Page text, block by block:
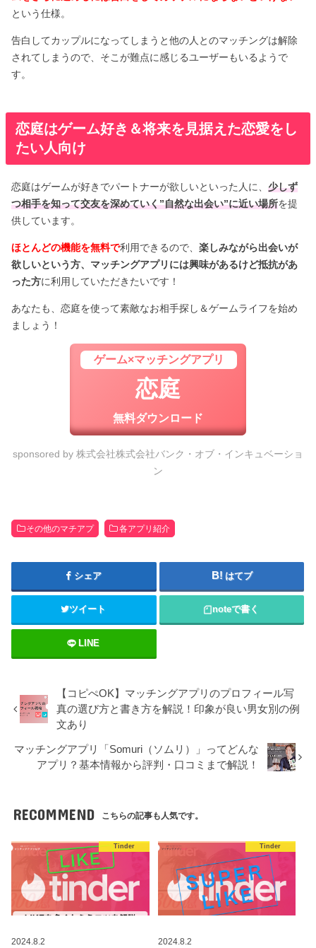
という仕様。
告白してカップルになってしまうと他の人とのマッチングは解除
されてしまうので、そこが難点に感じるユーザーもいるようで
す。
恋庭はゲーム好き＆将来を見据えた恋愛をし
たい人向け
恋庭はゲームが好きでパートナーが欲しいといった人に、少しず
つ相手を知って交友を深めていく”自然な出会い”に近い場所を提
供しています。
ほとんどの機能を無料で利用できるので、楽しみながら出会いが
欲しいという方、マッチングアプリには興味があるけど抵抗があ
った方に利用していただきたいです！
あなたも、恋庭を使って素敵なお相手探し＆ゲームライフを始め
ましょう！
ゲーム×マッチングアプリ
恋庭
無料ダウンロード
sponsored by 株式会社株式会社バンク・オブ・インキュベーショ
ン
その他のマチアプ 各アプリ紹介
シェア はてブ
ツイート noteで書く
LINE
【コピぺOK】マッチングアプリのプロフィール写
真の選び方と書き方を解説！印象が良い男女別の例
文あり
マッチングアプリ「Somuri（ソムリ）」ってどんな
アプリ？基本情報から評判・口コミまで解説！
RECOMMEND こちらの記事も人気です。
Tinder
2024.8.2
Tinder
2024.8.2